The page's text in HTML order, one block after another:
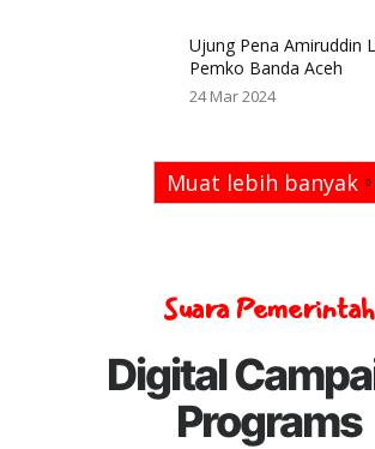
Ujung Pena Amiruddin
Pemko Banda Aceh
24 Mar 2024
Muat lebih banyak
Suara Pemerintah
Digital
Programs